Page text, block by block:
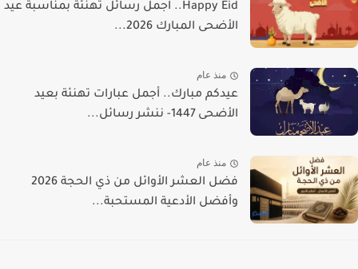
Happy Eid.. اجمل رسائل تهنئة بمناسبة عيد
الأضحى المبارك 2026...
منذ عام
عيدكم مبارك.. أجمل عبارات تهنئة بعيد
الأضحى 1447- ننشر رسائل...
منذ عام
فضل العشر الأوائل من ذي الحجة 2026
وأفضل الأدعية المستحبة...